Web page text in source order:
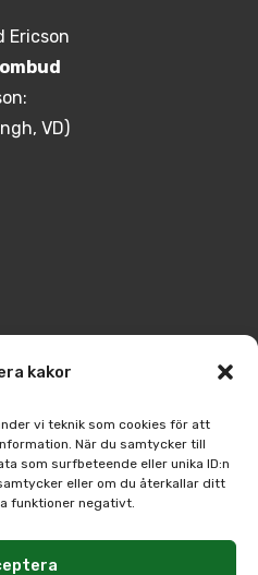
kakor
vi teknik som cookies för att
När du samtycker till
som surfbeteende eller unika ID:n
eller om du återkallar ditt
funktioner negativt.
Ericson
VD)
kontaktpersoner